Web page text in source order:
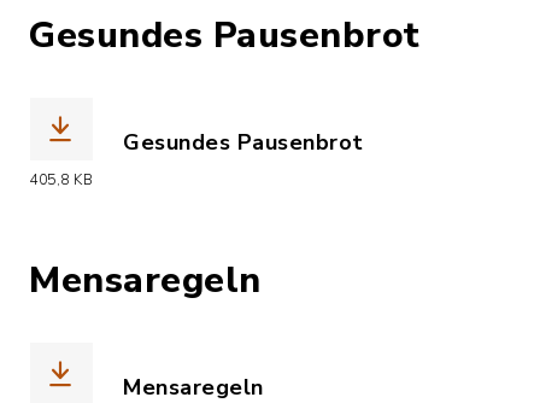
Gesundes Pausenbrot
405,8 KB
Gesundes Pausenbrot
Mensaregeln
Mensaregeln